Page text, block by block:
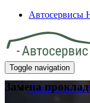
Автосервисы
Toggle navigation
Автосервисы
Замена